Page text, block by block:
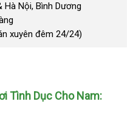
Nội, Bình Dương
xuyên đêm 24/24)
Tình Dục Cho Nam: